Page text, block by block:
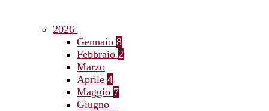
2026
Gennaio 8
Febbraio 2
Marzo
Aprile 4
Maggio 7
Giugno